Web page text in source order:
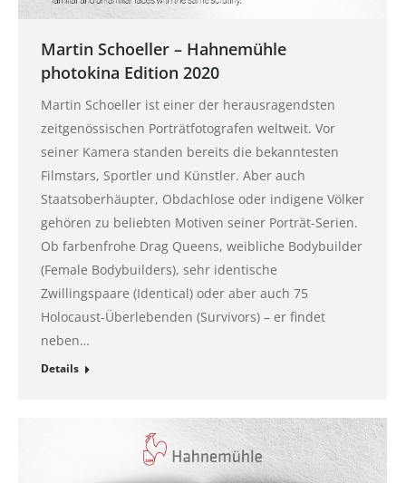
Martin Schoeller – Hahnemühle
photokina Edition 2020
Martin Schoeller ist einer der herausragendsten
zeitgenössischen Porträtfotografen weltweit. Vor
seiner Kamera standen bereits die bekanntesten
Filmstars, Sportler und Künstler. Aber auch
Staatsoberhäupter, Obdachlose oder indigene Völker
gehören zu beliebten Motiven seiner Porträt-Serien.
Ob farbenfrohe Drag Queens, weibliche Bodybuilder
(Female Bodybuilders), sehr identische
Zwillingspaare (Identical) oder aber auch 75
Holocaust-Überlebenden (Survivors) – er findet
neben…
Details